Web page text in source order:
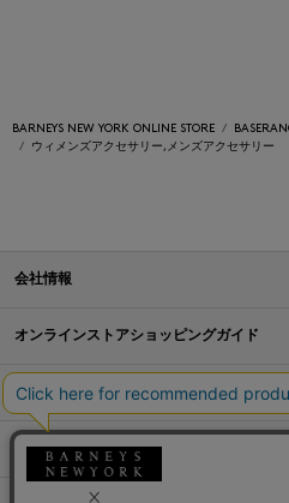
BARNEYS NEW YORK ONLINE STORE
ウィメンズアクセサリー,メンズアクセサリー
会社情報
オンラインストアショッピングガイド
店舗情報
サービス